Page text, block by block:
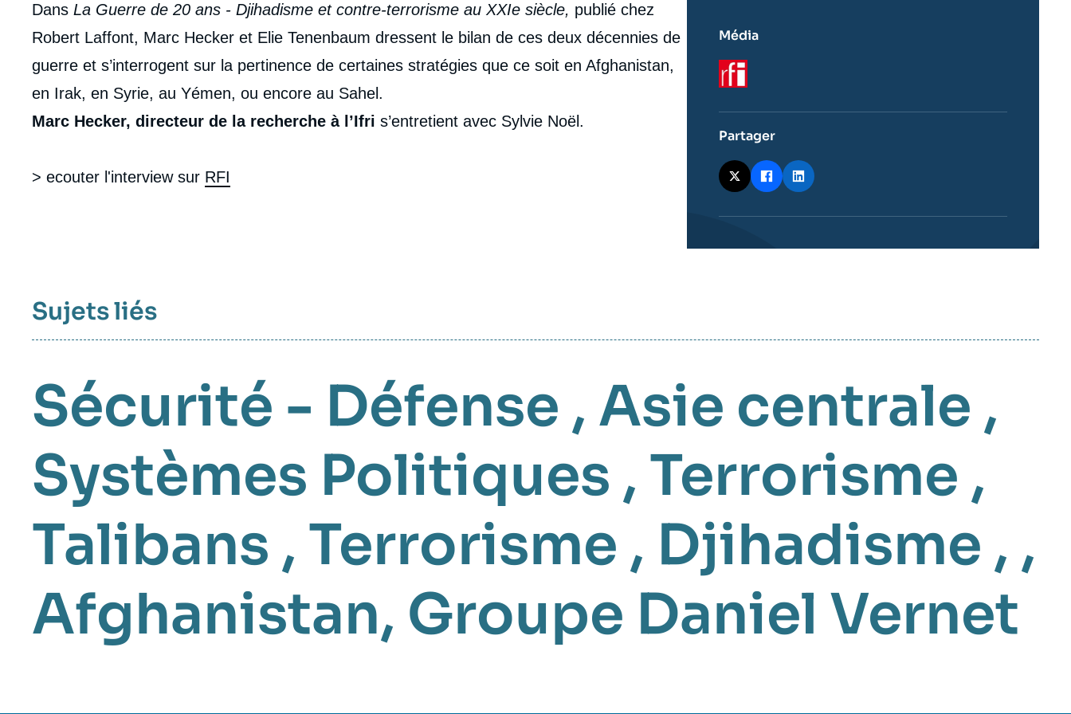
Contenu
intervention
médiatique
Dans La Guerre de 20 ans - Djihadisme et contre-terrorisme au XXIe siècle, publié chez
Robert Laffont, Marc Hecker et Elie Tenenbaum dressent le bilan de ces deux décennies de
guerre et s’interrogent sur la pertinence de certaines stratégies que ce soit en Afghanistan,
en Irak, en Syrie, au Yémen, ou encore au Sahel.
Marc Hecker, directeur de la recherche à l’Ifri s’entretient avec Sylvie Noël.
> ecouter l'interview sur RFI
Média
Logo
Partager
Sujets liés
Sécurité - Défense , Asie centrale ,
Systèmes Politiques , Terrorisme ,
Talibans , Terrorisme , Djihadisme , ,
Afghanistan, Groupe Daniel Vernet